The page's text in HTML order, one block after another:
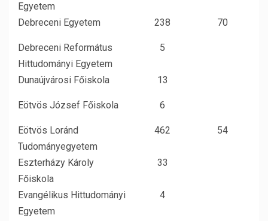
Egyetem
Debreceni Egyetem 238 70
Debreceni Református
Hittudományi Egyetem
5
Dunaújvárosi Főiskola 13
Eötvös József Főiskola 6
Eötvös Loránd
Tudományegyetem
462 54
Eszterházy Károly
Főiskola
33
Evangélikus Hittudományi
Egyetem
4